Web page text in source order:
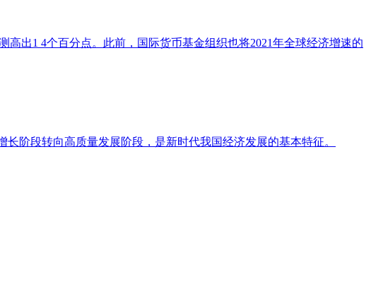
出1 4个百分点。此前，国际货币基金组织也将2021年全球经济增速的
阶段转向高质量发展阶段，是新时代我国经济发展的基本特征。